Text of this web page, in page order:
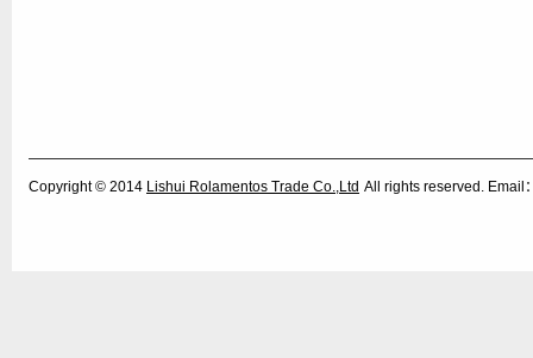
Copyright © 2014 Lishui Rolamentos Trade Co.,Ltd All rights reserved. Email